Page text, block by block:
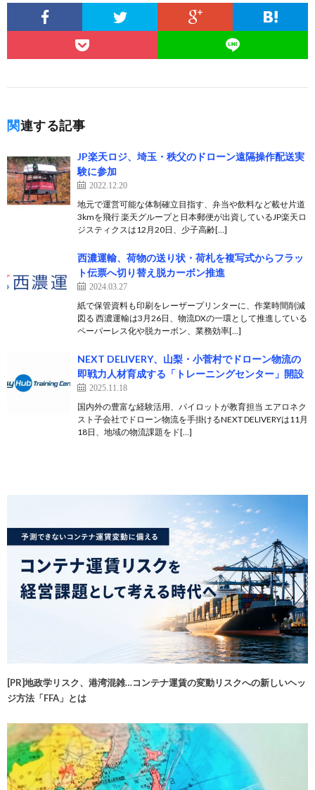
関連する記事
JP楽天ロジ、埼玉・秩父のドローン遠隔操作配送実
験に参加
2022.12.20
地元で運営可能な体制確立目指す、弁当や飲料など載せ片道
3kmを飛行 楽天グループと日本郵便が出資しているJP楽天ロ
ジスティクスは12月20日、少子高齢[…]
西濃運輸、荷物の送り状・荷札を複写式からフラッ
ト伝票へ切り替え脱カーボン推進
2024.03.27
紙で保管資料も印刷をレーザープリンターに、作業時間削減
図る 西濃運輸は3月26日、物流DXの一環として推進している
ペーパーレス化や脱カーボン、業務効率[…]
NEXT DELIVERY、山梨・小菅村でドローン物流の
即戦力人材育成する「トレーニングセンター」開設
2025.11.18
国内外の豊富な経験活用、パイロットが教育担当 エアロネク
スト子会社でドローン物流を手掛けるNEXT DELIVERYは11月
18日、地域の物流課題をド[…]
[PR]地政学リスク、港湾混雑…コンテナ運賃の変動リスクへの新しいヘッ
ジ方法「FFA」とは